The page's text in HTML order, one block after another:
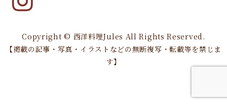
Copyright © 西洋料理Jules All Rights Reserved.
【掲載の記事・写真・イラストなどの無断複写・転載等を禁じま
す】